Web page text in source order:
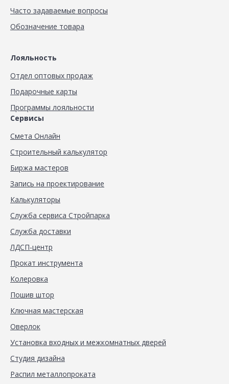
Часто задаваемые вопросы
Обозначение товара
Лояльность
Отдел оптовых продаж
Подарочные карты
Программы лояльности
Сервисы
Смета Онлайн
Строительный калькулятор
Биржа мастеров
Запись на проектирование
Калькуляторы
Служба сервиса Стройпарка
Служба доставки
ЛДСП-центр
Прокат инструмента
Колеровка
Пошив штор
Ключная мастерская
Оверлок
Установка входных и межкомнатных дверей
Студия дизайна
Распил металлопроката